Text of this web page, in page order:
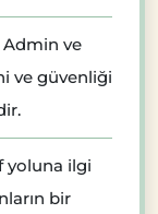
Admin ve
ve güvenliği
yoluna ilgi
bir